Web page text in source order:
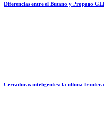
Diferencias entre el Butano y Propano
Cerraduras inteligentes: la última